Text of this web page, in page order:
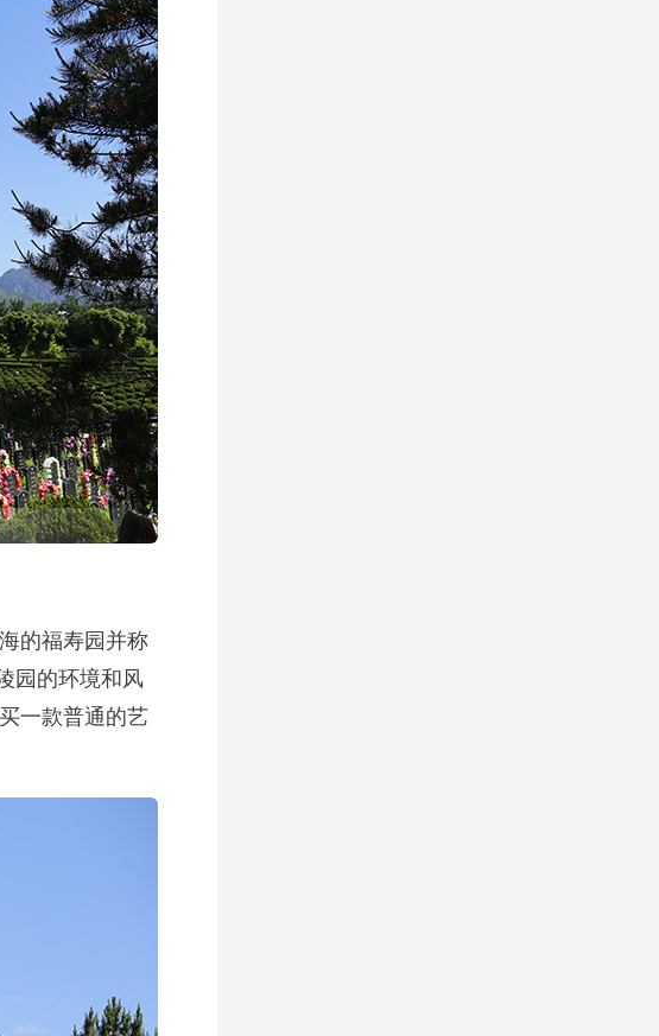
的福寿园并称
园的环境和风
一款普通的艺